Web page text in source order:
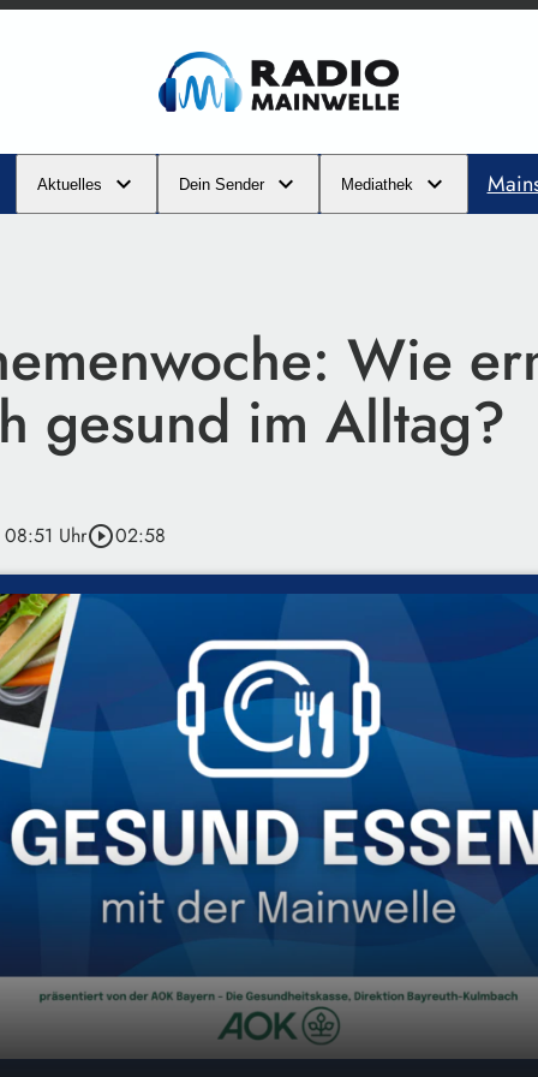
Aktuelles Dein Sender Mediathek
Wie
gesund im Alltag?
08:51 Uhrplay_circle_outline02:58